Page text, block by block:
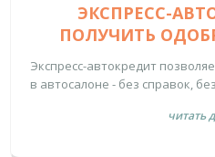
ЭКСПРЕСС-
ПОЛУЧИТЬ
Экспресс-автокредит
в автосалоне - без справок,
как не попасть вчитать